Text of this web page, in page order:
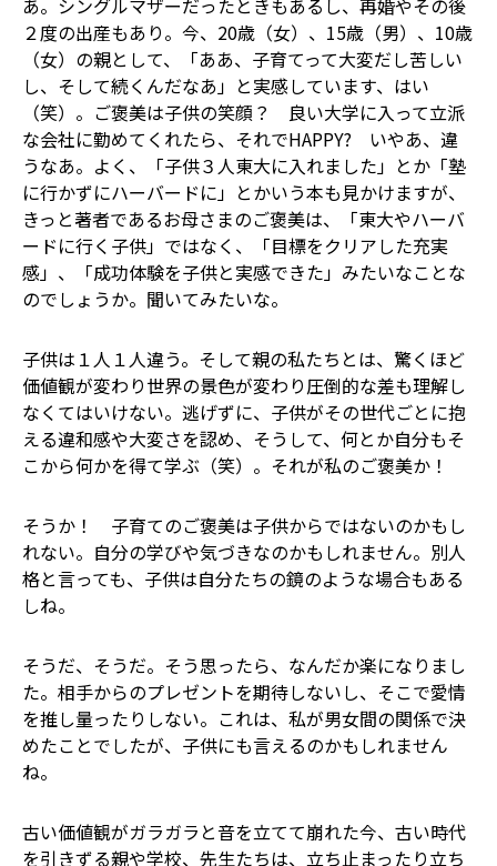
あ。シングルマザーだったときもあるし、再婚やその後
２度の出産もあり。今、20歳（女）、15歳（男）、10歳
（女）の親として、「ああ、子育てって大変だし苦しい
し、そして続くんだなあ」と実感しています、はい
（笑）。ご褒美は子供の笑顔？ 良い大学に入って立派
な会社に勤めてくれたら、それでHAPPY? いやあ、違
うなあ。よく、「子供３人東大に入れました」とか「塾
に行かずにハーバードに」とかいう本も見かけますが、
きっと著者であるお母さまのご褒美は、「東大やハーバ
ードに行く子供」ではなく、「目標をクリアした充実
感」、「成功体験を子供と実感できた」みたいなことな
のでしょうか。聞いてみたいな。
子供は１人１人違う。そして親の私たちとは、驚くほど
価値観が変わり世界の景色が変わり――圧倒的な差も理解し
なくてはいけない。逃げずに、子供がその世代ごとに抱
える違和感や大変さを認め、そうして、何とか自分もそ
こから何かを得て学ぶ（笑）。それが私のご褒美か！
そうか！ 子育てのご褒美は子供からではないのかもし
れない。自分の学びや気づきなのかもしれません。別人
格と言っても、子供は自分たちの鏡のような場合もある
しね。
そうだ、そうだ。そう思ったら、なんだか楽になりまし
た。相手からのプレゼントを期待しないし、そこで愛情
を推し量ったりしない――。これは、私が男女間の関係で決
めたことでしたが、子供にも言えるのかもしれません
ね。
古い価値観がガラガラと音を立てて崩れた今、古い時代
を引きずる親や学校、先生たちは、立ち止まったり立ち